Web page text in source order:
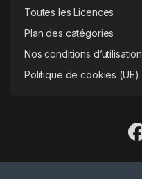
Toutes les Licences
Plan des catégories
Nos conditions d’utilisation
Politique de cookies (UE)